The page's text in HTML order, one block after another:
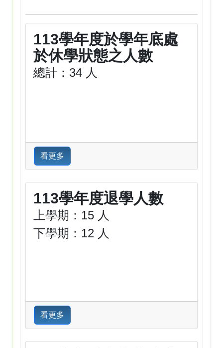
113學年度於學年底處
於休學狀態之人數
總計：34 人
看更多
113學年度退學人數
上學期：15 人
下學期：12 人
看更多